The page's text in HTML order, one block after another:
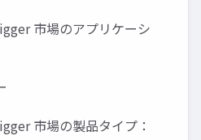
市場のアプリケーシ
市場の製品タイプ：